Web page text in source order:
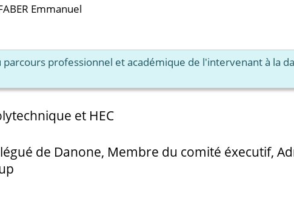
Emmanuel
professionnel et académique de l'intervenant à la
et HEC
de Danone, Membre du comité éxecutif,